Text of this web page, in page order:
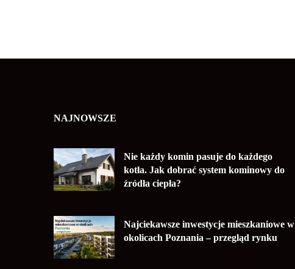
NAJNOWSZE
Nie każdy komin pasuje do każdego
kotła. Jak dobrać system kominowy do
źródła ciepła?
Najciekawsze inwestycje mieszkaniowe w
okolicach Poznania – przegląd rynku